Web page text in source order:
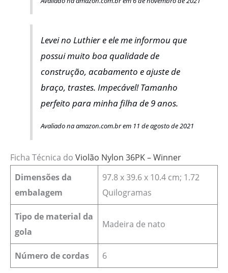
Levei no Luthier e ele me informou que
possui muito boa qualidade de
construção, acabamento e ajuste de
braço, trastes. Impecável! Tamanho
perfeito para minha filha de 9 anos.
Avaliado na amazon.com.br em 11 de agosto de 2021
Ficha Técnica do Violão Nylon 36PK – Winner
Dimensões da
embalagem
97.8 x 39.6 x 10.4 cm; 1.72
Quilogramas
Tipo de material da
gola
Madeira de nato
Número de cordas 6